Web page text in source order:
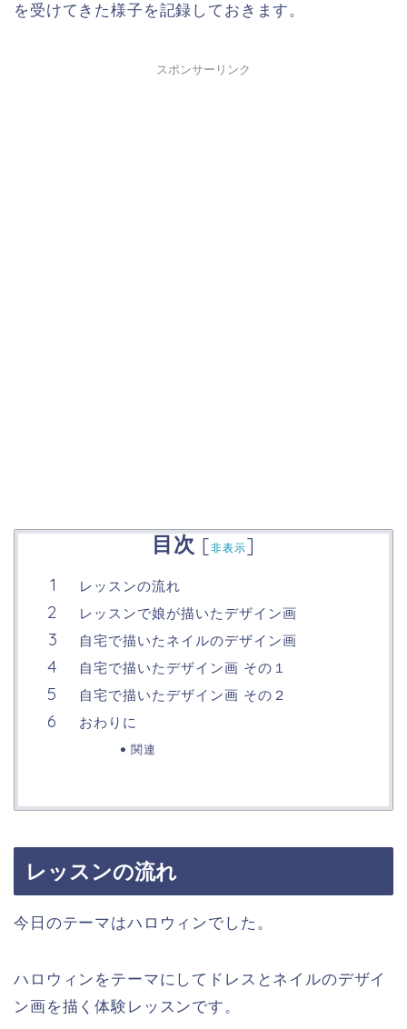
を受けてきた様子を記録しておきます。
スポンサーリンク
目次 [非表示]
レッスンの流れ
レッスンで娘が描いたデザイン画
自宅で描いたネイルのデザイン画
自宅で描いたデザイン画 その１
自宅で描いたデザイン画 その２
おわりに
関連
レッスンの流れ
今日のテーマはハロウィンでした。
ハロウィンをテーマにしてドレスとネイルのデザイ
ン画を描く体験レッスンです。